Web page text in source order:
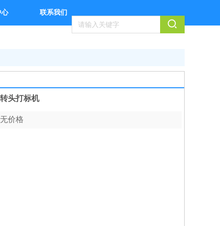
心 联系我们
头打标机
价格